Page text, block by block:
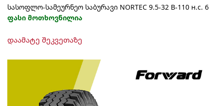
სასოფლო-სამეურნეო საბურავი NORTEC 9.5-32 В-110 н.с. 6
ფასი მოთხოვნილია
დაამატე შეკვეთაზე